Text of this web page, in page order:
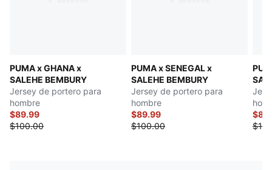
PUMA x GHANA x
SALEHE BEMBURY
Jersey de portero para
hombre
$89.99
$100.00
PUMA x SENEGAL x
SALEHE BEMBURY
Jersey de portero para
hombre
$89.99
$100.00